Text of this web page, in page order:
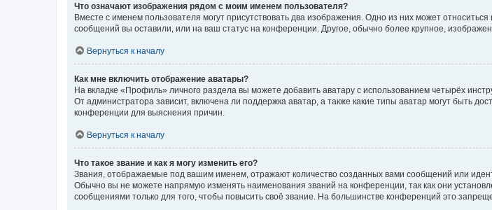
Что означают изображения рядом с моим именем пользователя?
Вместе с именем пользователя могут присутствовать два изображения. Одно из них может
сообщений вы оставили, или на ваш статус на конференции. Другое, обычно более крупное,
Вернуться к началу
Как мне включить отображение аватары?
На вкладке «Профиль» личного раздела вы можете добавить аватару с использованием четырёх
От администратора зависит, включена ли поддержка аватар, а также какие типы аватар могут быть
конференции для выяснения причин.
Вернуться к началу
Что такое звание и как я могу изменить его?
Звания, отображаемые под вашим именем, отражают количество созданных вами сообщений или
Обычно вы не можете напрямую изменять наименования званий на конференции, так как они
сообщениями только для того, чтобы повысить своё звание. На большинстве конференций это